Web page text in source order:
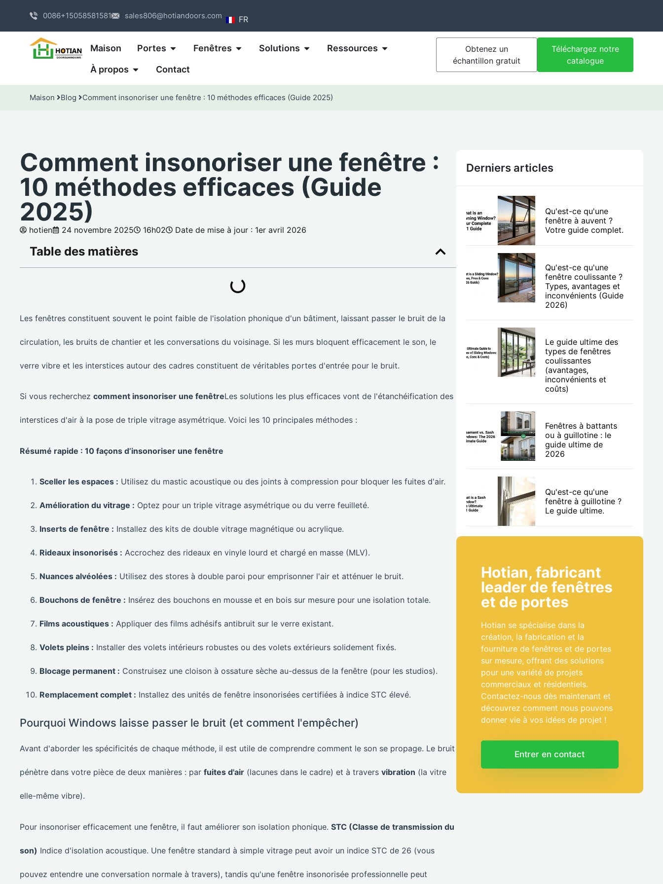
0086+15058581581 sales806@hotiandoors.com FR
Maison Portes Fenêtres Solutions Ressources
À propos Contact
Obtenez un
échantillon gratuit
Téléchargez notre
catalogue
Maison Blog Comment insonoriser une fenêtre : 10 méthodes efficaces (Guide 2025)
Comment insonoriser une fenêtre :
10 méthodes efficaces (Guide
2025)
hotien 24 novembre 2025 16h02 Date de mise à jour : 1er avril 2026
Table des matières
Les fenêtres constituent souvent le point faible de l'isolation phonique d'un bâtiment, laissant passer le bruit de la
circulation, les bruits de chantier et les conversations du voisinage. Si les murs bloquent efficacement le son, le
verre vibre et les interstices autour des cadres constituent de véritables portes d'entrée pour le bruit.
Si vous recherchez comment insonoriser une fenêtreLes solutions les plus efficaces vont de l'étanchéification des
interstices d'air à la pose de triple vitrage asymétrique. Voici les 10 principales méthodes :
Résumé rapide : 10 façons d’insonoriser une fenêtre
Sceller les espaces : Utilisez du mastic acoustique ou des joints à compression pour bloquer les fuites d'air.
Amélioration du vitrage : Optez pour un triple vitrage asymétrique ou du verre feuilleté.
Inserts de fenêtre : Installez des kits de double vitrage magnétique ou acrylique.
Rideaux insonorisés : Accrochez des rideaux en vinyle lourd et chargé en masse (MLV).
Nuances alvéolées : Utilisez des stores à double paroi pour emprisonner l'air et atténuer le bruit.
Bouchons de fenêtre : Insérez des bouchons en mousse et en bois sur mesure pour une isolation totale.
Films acoustiques : Appliquer des films adhésifs antibruit sur le verre existant.
Volets pleins : Installer des volets intérieurs robustes ou des volets extérieurs solidement fixés.
Blocage permanent : Construisez une cloison à ossature sèche au-dessus de la fenêtre (pour les studios).
Remplacement complet : Installez des unités de fenêtre insonorisées certifiées à indice STC élevé.
Pourquoi Windows laisse passer le bruit (et comment l'empêcher)
Avant d'aborder les spécificités de chaque méthode, il est utile de comprendre comment le son se propage. Le bruit
pénètre dans votre pièce de deux manières : par fuites d'air (lacunes dans le cadre) et à travers vibration (la vitre
elle-même vibre).
Pour insonoriser efficacement une fenêtre, il faut améliorer son isolation phonique. STC (Classe de transmission du
son) Indice d'isolation acoustique. Une fenêtre standard à simple vitrage peut avoir un indice STC de 26 (vous
pouvez entendre une conversation normale à travers), tandis qu'une fenêtre insonorisée professionnelle peut
Derniers articles
Qu'est-ce qu'une
fenêtre à auvent ?
Votre guide complet.
Qu'est-ce qu'une
fenêtre coulissante ?
Types, avantages et
inconvénients (Guide
2026)
Le guide ultime des
types de fenêtres
coulissantes
(avantages,
inconvénients et
coûts)
Fenêtres à battants
ou à guillotine : le
guide ultime de
2026
Qu'est-ce qu'une
fenêtre à guillotine ?
Le guide ultime.
Hotian, fabricant
leader de fenêtres
et de portes
Hotian se spécialise dans la
création, la fabrication et la
fourniture de fenêtres et de portes
sur mesure, offrant des solutions
pour une variété de projets
commerciaux et résidentiels.
Contactez-nous dès maintenant et
découvrez comment nous pouvons
donner vie à vos idées de projet !
Entrer en contact